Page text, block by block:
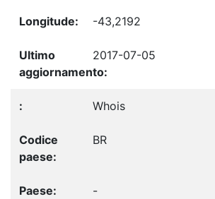
-43,2192
2017-07-05
Whois
BR
-